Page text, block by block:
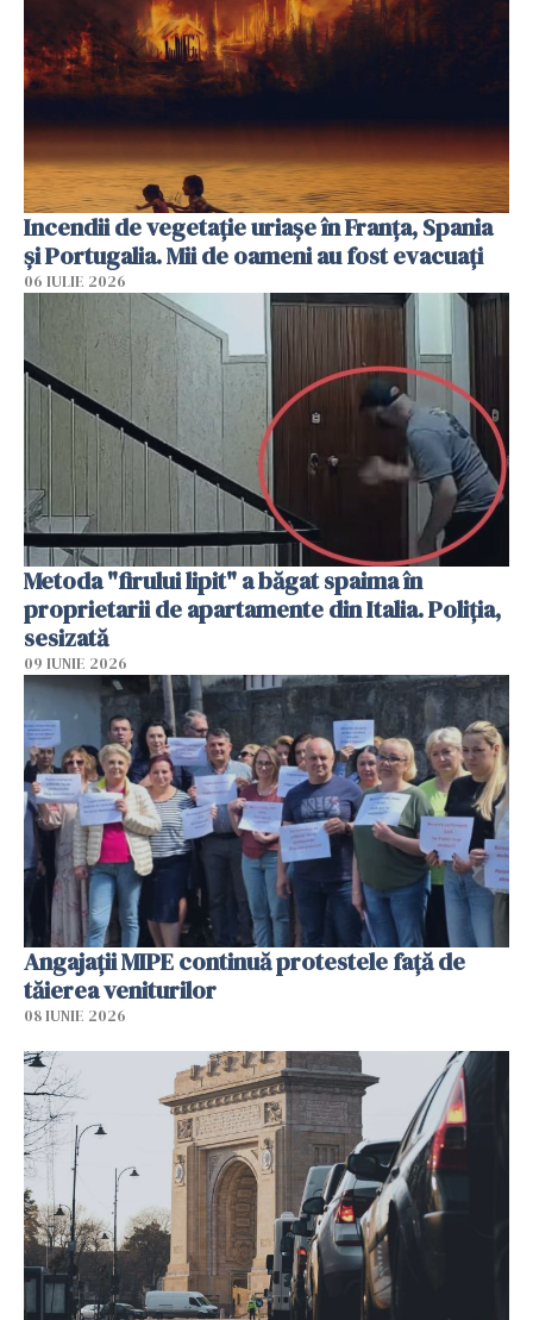
Incendii de vegetație uriașe în Franța, Spania
și Portugalia. Mii de oameni au fost evacuați
06 IULIE 2026
Metoda "firului lipit" a băgat spaima în
proprietarii de apartamente din Italia. Poliția,
sesizată
09 IUNIE 2026
Angajaţii MIPE continuă protestele faţă de
tăierea veniturilor
08 IUNIE 2026